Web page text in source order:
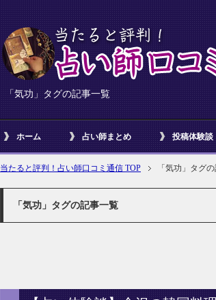
「気功」タグの記事一覧
ホーム 占い師まとめ 投稿体験談
当たると評判！占い師口コミ通信 TOP 「気功」タグ
「気功」タグの記事一覧